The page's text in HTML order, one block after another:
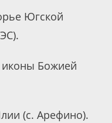
Югской
иконы Божией
(с. Арефино).